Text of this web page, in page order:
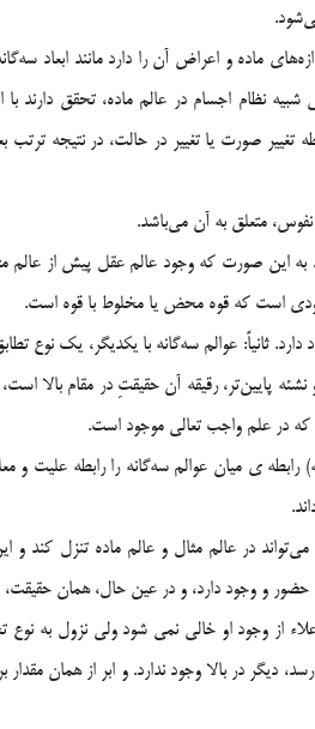
ماده و اعراض آن را دارد مانند ابعاد
نظام اجسام در عالم ماده، تحقق دارند با
صورت يا تغيير در حالت، در نتيجه ترتب
متعلق به آن مي‌باشد.
اين صورت كه وجود عالم عقل پيش از عالم
است كه قوه محض يا مخلوط با قوه است.
ثانياً: عوالم سه‌گانه با يكديگر، يك نوع
پايين‌تر، رقيقه آن حقيقتِ در مقام بالا
كه در علم واجب تعالي موجود است.
ي ميان عوالم سه‌گانه را رابطه عليت و
در عالم مثال و عالم ماده تنزل كند و
و وجود دارد، و در عين حال، همان حقيقت،
از وجود او خالي نمي شود ولي نزول به نوع
در بالا وجود ندارد. و ابر از همان مقدار